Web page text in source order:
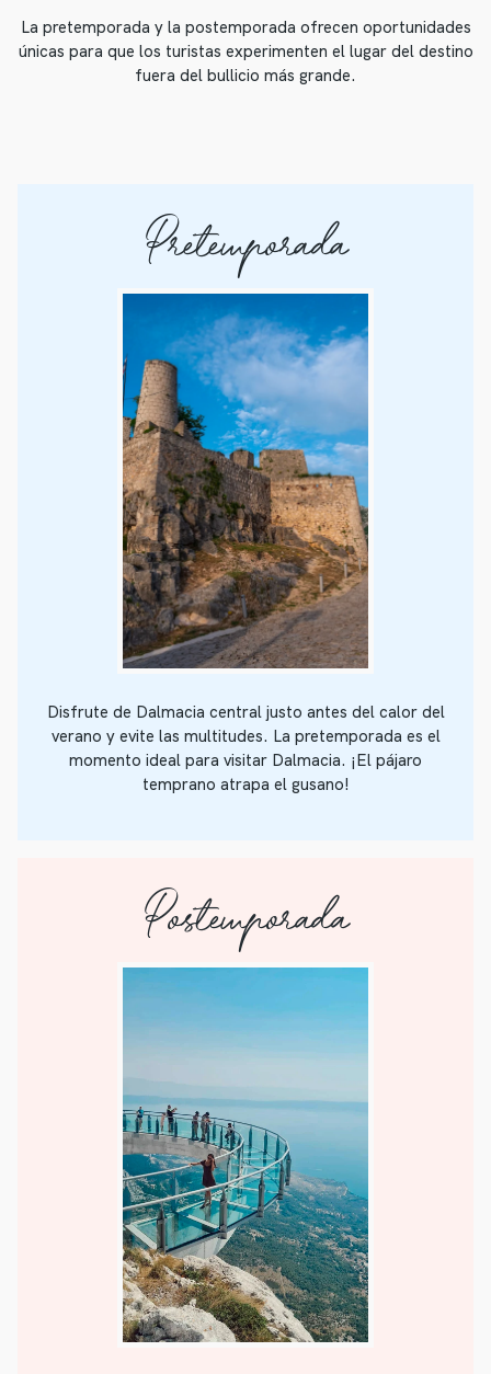
La pretemporada y la postemporada ofrecen oportunidades
únicas para que los turistas experimenten el lugar del destino
fuera del bullicio más grande.
Pretemporada
Disfrute de Dalmacia central justo antes del calor del
verano y evite las multitudes. La pretemporada es el
momento ideal para visitar Dalmacia. ¡El pájaro
temprano atrapa el gusano!
Postemporada